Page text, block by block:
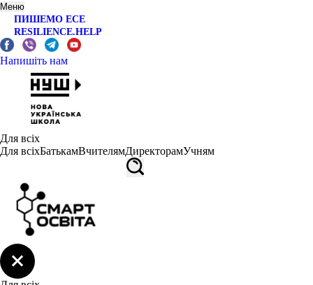
Меню
ПИШЕМО ЕСЕ
RESILIENCE.HELP
Напишіть нам
Для всіх
Для всіхБатькамВчителямДиректорамУчням